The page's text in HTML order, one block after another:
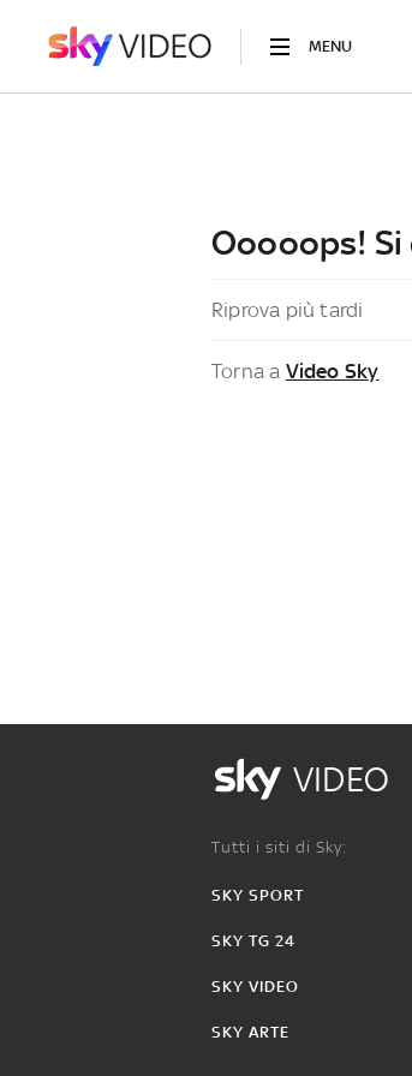
MENU
Ooooops!
Riprova più tardi
Torna a Video Sky
VIDEO
Tutti i siti di Sky:
SKY SPORT
SKY TG 24
SKY VIDEO
SKY ARTE